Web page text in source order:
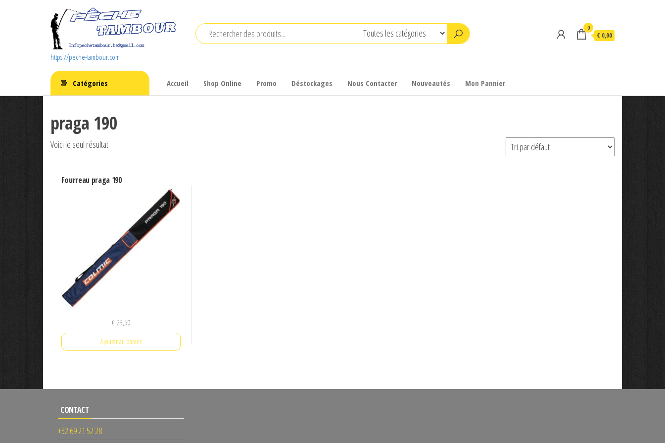
https://peche-tambour.com
0
€ 0,00
Catégories Accueil Shop Online Promo Déstockages Nous Contacter Nouveautés Mon Pannier
praga 190
Voici le seul résultat
Fourreau praga 190
€23,50
Ajouter au panier
CONTACT
+32 69 21 52 28